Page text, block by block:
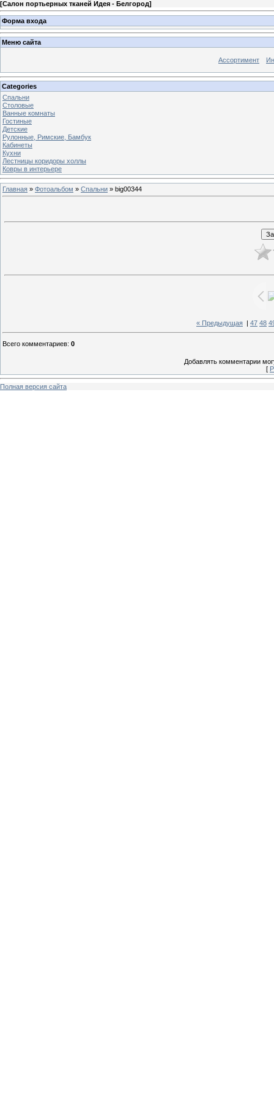
[Салон портьерных тканей Идея - Белгород]
Форма входа
Меню сайта
Ассортимент
Categories
Спальни
Столовые
Ванные комнаты
Гостиные
Детские
Рулонные, Римские, Бамбук
Кабинеты
Кухни
Лестницы коридоры холлы
Ковры в интерьере
Главная » Фотоальбом » Спальни » big00344
« Предыдущая 47 48
Всего комментариев: 0
Добавлять комментарии
[
Полная версия сайта